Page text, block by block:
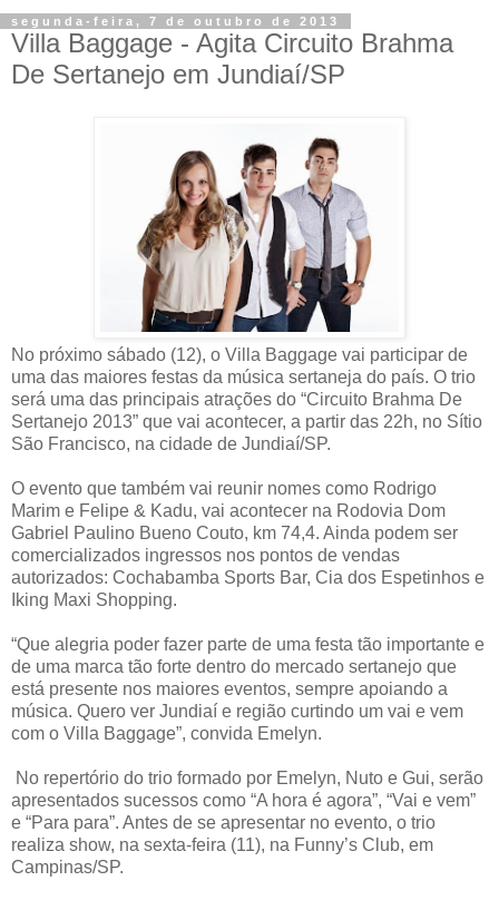
segunda-feira, 7 de outubro de 2013
Villa Baggage - Agita Circuito Brahma
No próximo sábado (12), o Villa Baggage vai participar de
uma das maiores festas da música sertaneja do país. O trio
será uma das principais atrações do “Circuito Brahma De
Sertanejo 2013” que vai acontecer, a partir das 22h, no Sítio
São Francisco, na cidade de Jundiaí/SP.
O evento que também vai reunir nomes como Rodrigo
Marim e Felipe & Kadu, vai acontecer na Rodovia Dom
Gabriel Paulino Bueno Couto, km 74,4. Ainda podem ser
comercializados ingressos nos pontos de vendas
autorizados: Cochabamba Sports Bar, Cia dos Espetinhos e
Iking Maxi Shopping.
“Que alegria poder fazer parte de uma festa tão importante e
de uma marca tão forte dentro do mercado sertanejo que
está presente nos maiores eventos, sempre apoiando a
música. Quero ver Jundiaí e região curtindo um vai e vem
com o Villa Baggage”, convida Emelyn.
No repertório do trio formado por Emelyn, Nuto e Gui, serão
apresentados sucessos como “A hora é agora”, “Vai e vem”
e “Para para”. Antes de se apresentar no evento, o trio
realiza show, na sexta-feira (11), na Funny’s Club, em
Campinas/SP.